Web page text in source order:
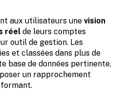
aux utilisateurs une vision
réel de leurs comptes
outil de gestion. Les
et classées dans plus de
base de données pertinente,
un rapprochement